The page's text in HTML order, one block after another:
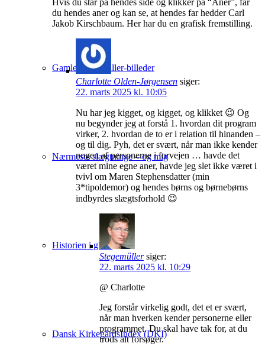
Gamle Stegemüller-billeder
Nærmeste slægtninge – og mig
Historien i glimt
Dansk KirkegårdsIndex (DKI)
du hendes aner og kan se, at hendes far hedder Carl
Jakob Kirschbaum. Her har du en grafisk fremstilling.
Charlotte Olden-Jørgensen siger:
22. marts 2025 kl. 10:05
Nu har jeg kigget, og kigget, og klikket 😉 Og
nu begynder jeg at forstå 1. hvordan dit program
virker, 2. hvordan de to er i relation til hinanden –
og til dig. Pyh, det er svært, når man ikke kender
nogen af personerne i forvejen … havde det
været mine egne aner, havde jeg slet ikke været i
tvivl om Maren Stephensdatter (min
3*tipoldemor) og hendes børns og børnebørns
indbyrdes slægtsforhold 😉
Stegemüller siger:
22. marts 2025 kl. 10:29
@ Charlotte
Jeg forstår virkelig godt, det et er svært,
når man hverken kender personerne eller
programmet. Du skal have tak for, at du
trods alt forsøger.